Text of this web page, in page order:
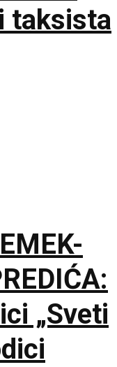
taksista
„Sveti